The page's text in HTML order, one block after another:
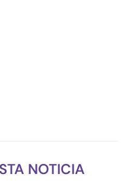
NOTICIA